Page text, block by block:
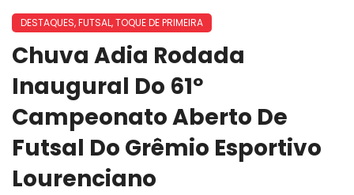
DESTAQUES,FUTSAL,TOQUE DE PRIMEIRA
Chuva Adia Rodada
Inaugural Do 61º
Campeonato Aberto De
Futsal Do Grêmio Esportivo
Lourenciano